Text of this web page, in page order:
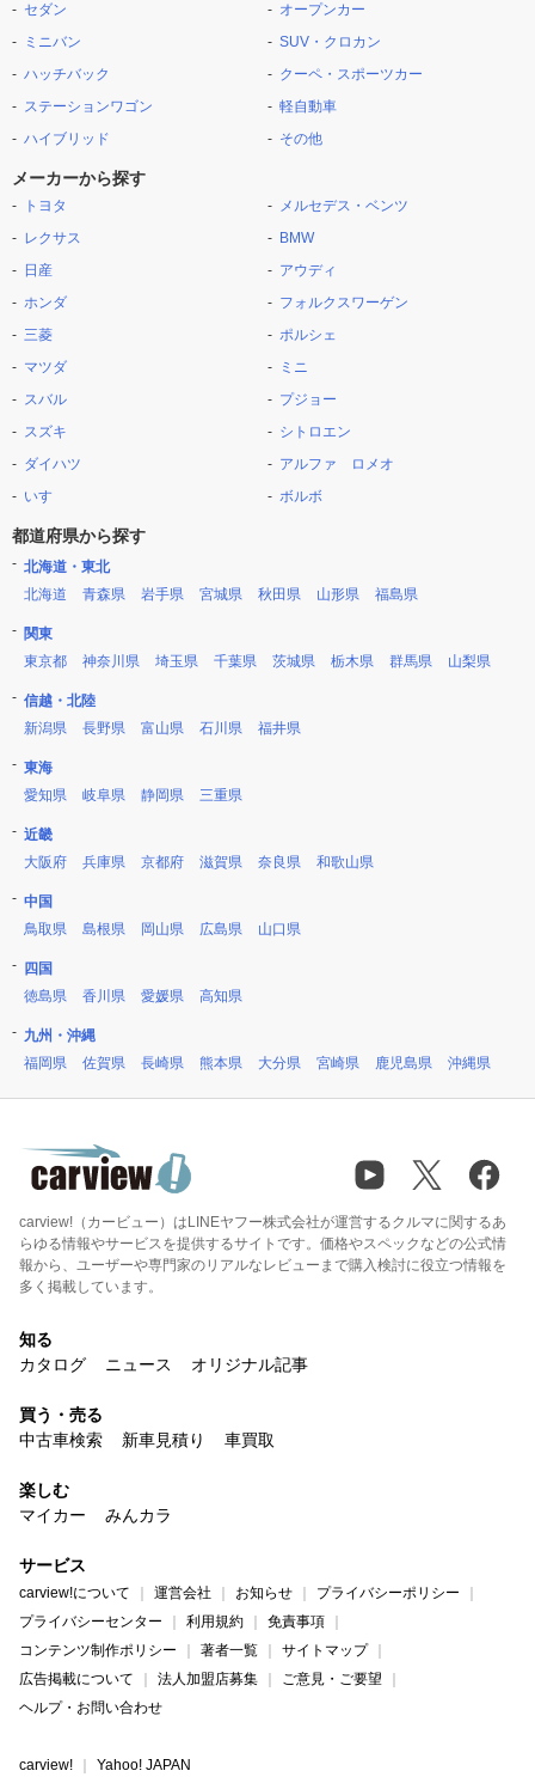
セダン
ミニバン
ハッチバック
ステーションワゴン
ハイブリッド
オープンカー
SUV・クロカン
クーペ・スポーツカー
軽自動車
その他
メーカーから探す
トヨタ
レクサス
日産
ホンダ
三菱
マツダ
スバル
スズキ
ダイハツ
いすゞ
メルセデス・ベンツ
BMW
アウディ
フォルクスワーゲン
ポルシェ
ミニ
プジョー
シトロエン
アルファ ロメオ
ボルボ
都道府県から探す
北海道・東北
北海道
青森県 岩手県 宮城県 秋田県 山形県 福島県
関東
東京都
神奈川県 埼玉県 千葉県 茨城県 栃木県 群馬県 山梨県
信越・北陸
新潟県
長野県 富山県 石川県 福井県
東海
愛知県
岐阜県 静岡県 三重県
近畿
大阪府
兵庫県 京都府 滋賀県 奈良県 和歌山県
中国
鳥取県
島根県 岡山県 広島県 山口県
四国
徳島県
香川県 愛媛県 高知県
九州・沖縄
福岡県
佐賀県 長崎県 熊本県 大分県 宮崎県 鹿児島県 沖縄県
carview!（カービュー）はLINEヤフー株式会社が運営するクルマに関するあ
らゆる情報やサービスを提供するサイトです。価格やスペックなどの公式情
報から、ユーザーや専門家のリアルなレビューまで購入検討に役立つ情報を
多く掲載しています。
知る
カタログ
ニュース オリジナル記事
買う・売る
中古車検索
新車見積り 車買取
楽しむ
マイカー
みんカラ
サービス
carview!について 運営会社 お知らせ
プライバシーポリシー
プライバシーセンター
利用規約
免責事項
コンテンツ制作ポリシー
著者一覧
サイトマップ
広告掲載について
法人加盟店募集
ご意見・ご要望
ヘルプ・お問い合わせ
carview! Yahoo! JAPAN